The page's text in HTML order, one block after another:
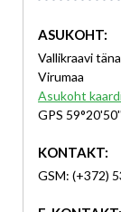
ASUKOHT:
Vallikraavi
Virumaa
Asukoht
GPS
KONTAKT:
GSM: (+372)